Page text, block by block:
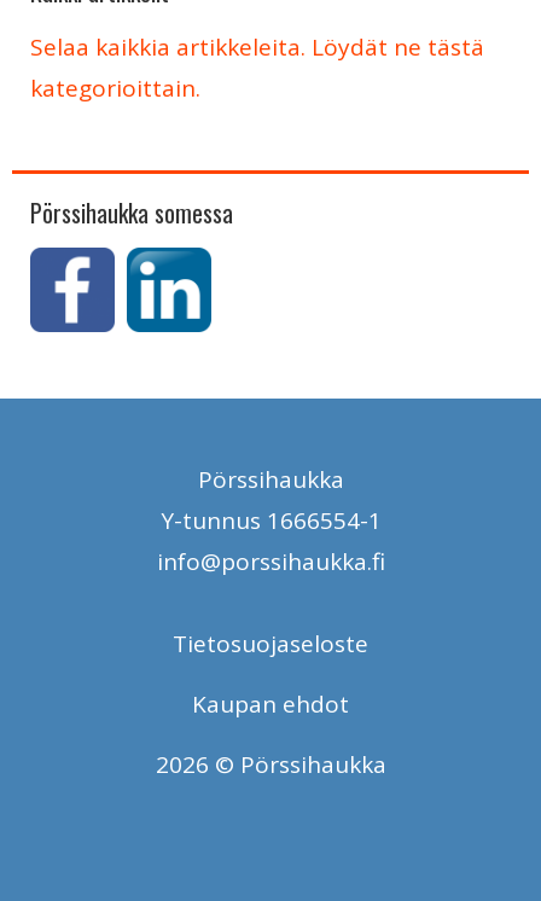
Selaa kaikkia artikkeleita. Löydät ne tästä
kategorioittain.
Pörssihaukka somessa
Pörssihaukka
Y-tunnus 1666554-1
info@porssihaukka.fi
Tietosuojaseloste
Kaupan ehdot
2026 © Pörssihaukka